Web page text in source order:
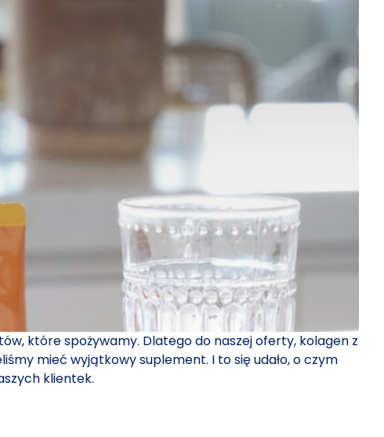
które spożywamy. Dlatego do naszej oferty, kolagen z
mieć wyjątkowy suplement. I to się udało, o czym
klientek.